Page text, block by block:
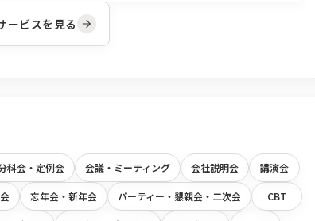
ービスを見る
科会・定例会 会議・ミーティング 会社説明会 講演会
忘年会・新年会 パーティー・懇親会・二次会 CBT